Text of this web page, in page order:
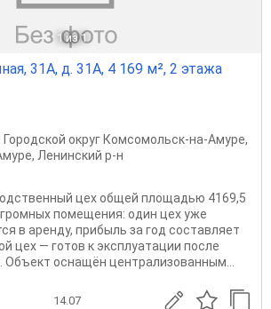
1 из 1
31А, д. 31А, 4 169 м², 2 этажа
Городской округ Комсомольск-на-Амуре,
, Ленинский р-н
цех общей площадью 4169,5
помещения: один цех уже
в аренду, прибыль за год составляет
цех — готов к эксплуатации после
Объект оснащён централизованным...
14.07